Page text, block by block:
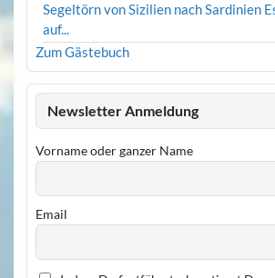
Segeltörn von Sizilien nach Sardinien
auf...
Zum Gästebuch
Newsletter Anmeldung
Vorname oder ganzer Name
Email